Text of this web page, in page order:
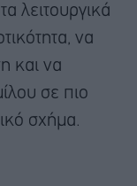
λειτουργικά
να
και να
σε πιο
σχήμα.